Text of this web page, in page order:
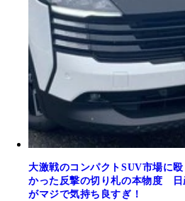
大激戦のコンパクトSUV市場に
かった反撃の切り札の本物度 日
がマジで気持ち良すぎ！